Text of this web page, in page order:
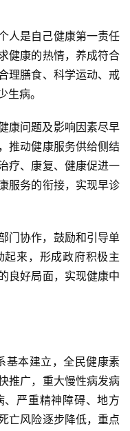
人是自己健康第一责任
健康的热情，养成符合
理膳食、科学运动、戒
病。
康问题及影响因素尽早
推动健康服务供给侧结
疗、康复、健康促进一
服务的衔接，实现早诊
门协作，鼓励和引导单
来，形成政府积极主
良好局面，实现健康中
基本建立，全民健康素
推广，重大慢性病发病
严重精神障碍、地方
亡风险逐步降低，重点